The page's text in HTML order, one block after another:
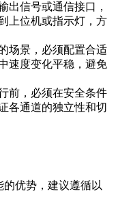
出信号或通信接口，
上位机或指示灯，方
场景，必须配置合适
速度变化平稳，避免
前，必须在安全条件
各通道的独立性和切
优势，建议遵循以